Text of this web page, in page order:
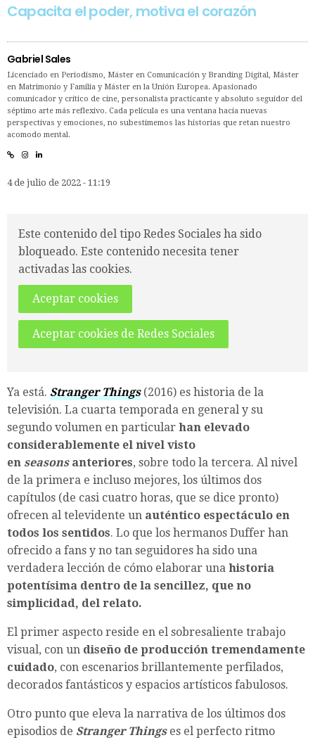
Capacita el poder, motiva el corazón
Gabriel Sales
Licenciado en Periodismo, Máster en Comunicación y Branding Digital, Máster
en Matrimonio y Familia y Máster en la Unión Europea. Apasionado
comunicador y crítico de cine, personalista practicante y absoluto seguidor del
séptimo arte más reflexivo. Cada película es una ventana hacia nuevas
perspectivas y emociones, no subestimemos las historias que retan nuestro
acomodo mental.
4 de julio de 2022 - 11:19
Este contenido del tipo Redes Sociales ha sido
bloqueado. Este contenido necesita tener
activadas las cookies.
Aceptar cookies
Aceptar cookies de Redes Sociales
Ya está. Stranger Things (2016) es historia de la
televisión. La cuarta temporada en general y su
segundo volumen en particular han elevado
considerablemente el nivel visto
en seasons anteriores, sobre todo la tercera. Al nivel
de la primera e incluso mejores, los últimos dos
capítulos (de casi cuatro horas, que se dice pronto)
ofrecen al televidente un auténtico espectáculo en
todos los sentidos. Lo que los hermanos Duffer han
ofrecido a fans y no tan seguidores ha sido una
verdadera lección de cómo elaborar una historia
potentísima dentro de la sencillez, que no
simplicidad, del relato.
El primer aspecto reside en el sobresaliente trabajo
visual, con un diseño de producción tremendamente
cuidado, con escenarios brillantemente perfilados,
decorados fantásticos y espacios artísticos fabulosos.
Otro punto que eleva la narrativa de los últimos dos
episodios de Stranger Things es el perfecto ritmo